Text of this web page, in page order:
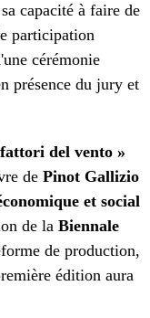
capacité à faire de
participation
cérémonie
présence du jury et
del vento »
de Pinot Gallizio
et social
de la Biennale
de production,
édition aura